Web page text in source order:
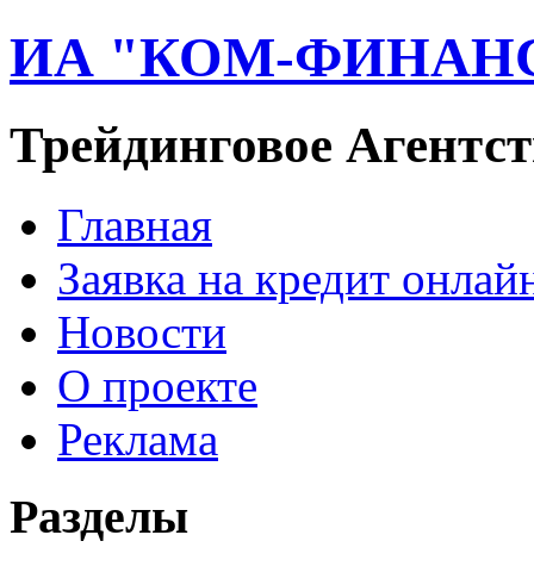
ИА "КОМ-
Трейдинговое
Главная
Заявка на кредит
Новости
О проекте
Реклама
Разделы